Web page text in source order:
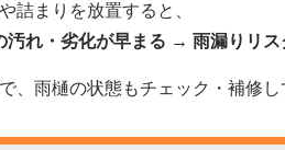
詰まりを放置すると、
れ・劣化が早まる → 雨漏りリス
、雨樋の状態もチェック・補修し